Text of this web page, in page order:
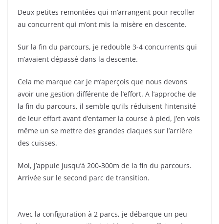
Deux petites remontées qui m’arrangent pour recoller
au concurrent qui m’ont mis la misère en descente.
Sur la fin du parcours, je redouble 3-4 concurrents qui
m’avaient dépassé dans la descente.
Cela me marque car je m’aperçois que nous devons
avoir une gestion différente de l’effort. A l’approche de
la fin du parcours, il semble qu’ils réduisent l’intensité
de leur effort avant d’entamer la course à pied, j’en vois
même un se mettre des grandes claques sur l’arrière
des cuisses.
Moi, j’appuie jusqu’à 200-300m de la fin du parcours.
Arrivée sur le second parc de transition.
Avec la configuration à 2 parcs, je débarque un peu